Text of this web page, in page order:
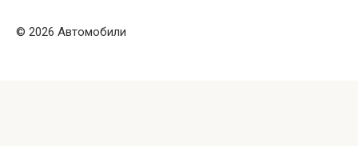
© 2026 Автомобили